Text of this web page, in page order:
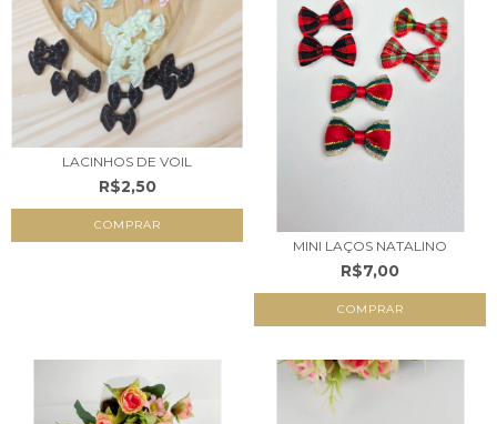
LACINHOS DE VOIL
R$2,50
COMPRAR
MINI LAÇOS NATALINO
R$7,00